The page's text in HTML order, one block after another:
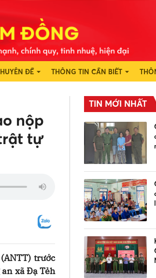
ĐỀ THÔNG TIN CẦN BIẾT
nộp
tự
trước
xã Đạ Tẻh
TIN MỚI NHẤT